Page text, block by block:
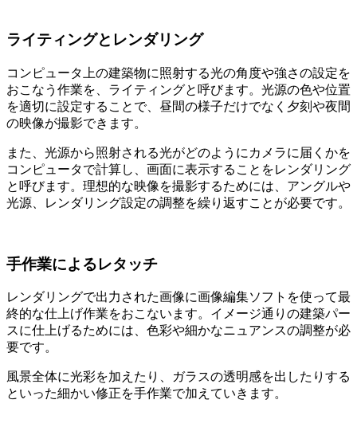
ライティングとレンダリング
コンピュータ上の建築物に照射する光の角度や強さの設定を
おこなう作業を、ライティングと呼びます。光源の色や位置
を適切に設定することで、昼間の様子だけでなく夕刻や夜間
の映像が撮影できます。
また、光源から照射される光がどのようにカメラに届くかを
コンピュータで計算し、画面に表示することをレンダリング
と呼びます。理想的な映像を撮影するためには、アングルや
光源、レンダリング設定の調整を繰り返すことが必要です。
手作業によるレタッチ
レンダリングで出力された画像に画像編集ソフトを使って最
終的な仕上げ作業をおこないます。イメージ通りの建築パー
スに仕上げるためには、色彩や細かなニュアンスの調整が必
要です。
風景全体に光彩を加えたり、ガラスの透明感を出したりする
といった細かい修正を手作業で加えていきます。